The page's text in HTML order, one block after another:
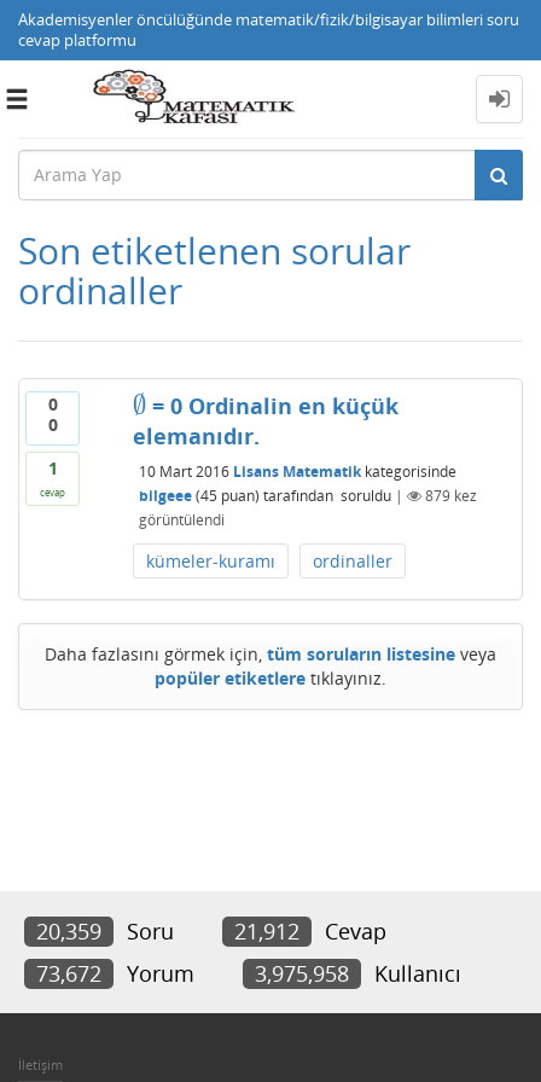
Akademisyenler öncülüğünde matematik/fizik/bilgisayar bilimleri soru
cevap platformu
Toggle
Son etiketlenen sorular
ordinaller
0
0
1
cevap
∅
∅= 0 Ordinalin en küçük
elemanıdır.
10 Mart 2016 Lisans Matematikkategorisinde
bilgeee (45 puan) tarafından soruldu | 879kez
görüntülendi
kümeler-kuramı ordinaller
Daha fazlasını görmek için, tüm soruların listesine veya
popüler etiketlere tıklayınız.
20,359 Soru 21,912
Cevap
73,672
Yorum 3,975,958 Kullanıcı
İletişim